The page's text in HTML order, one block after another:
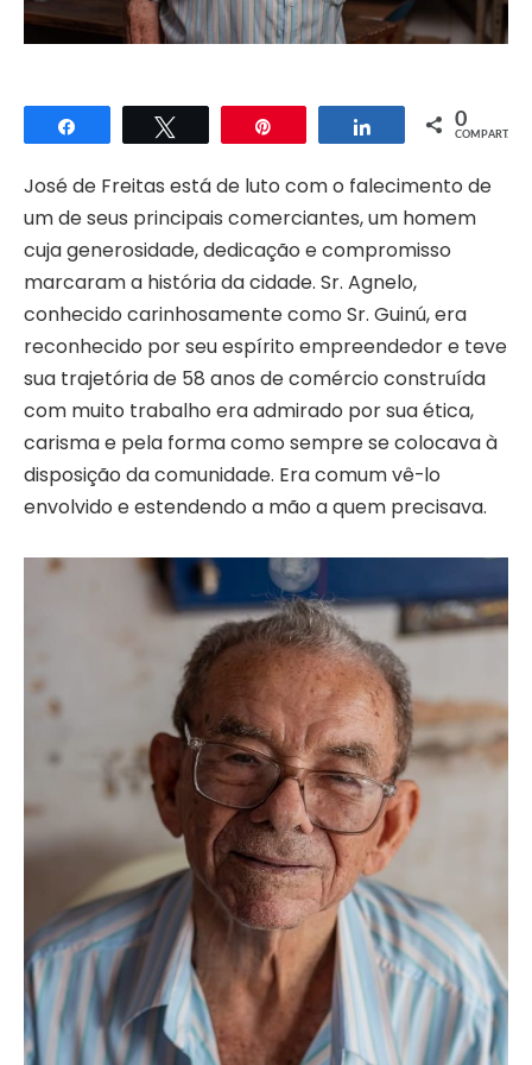
Compartilhar Compartilhar
0
COMPART.
José de Freitas está de luto com o falecimento de
um de seus principais comerciantes, um homem
cuja generosidade, dedicação e compromisso
marcaram a história da cidade. Sr. Agnelo,
conhecido carinhosamente como Sr. Guinú, era
reconhecido por seu espírito empreendedor e teve
sua trajetória de 58 anos de comércio construída
com muito trabalho era admirado por sua ética,
carisma e pela forma como sempre se colocava à
disposição da comunidade. Era comum vê-lo
envolvido e estendendo a mão a quem precisava.